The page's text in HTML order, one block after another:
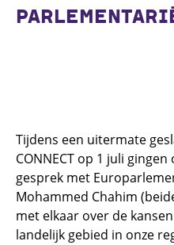
Tijdens een uitermate
CONNECT op 1 juli
gesprek met
Mohammed Chahim
met elkaar over de
landelijk gebied in onze